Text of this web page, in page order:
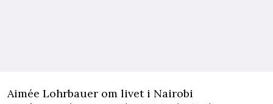
Aimée Lohrbauer om livet i Nairobi